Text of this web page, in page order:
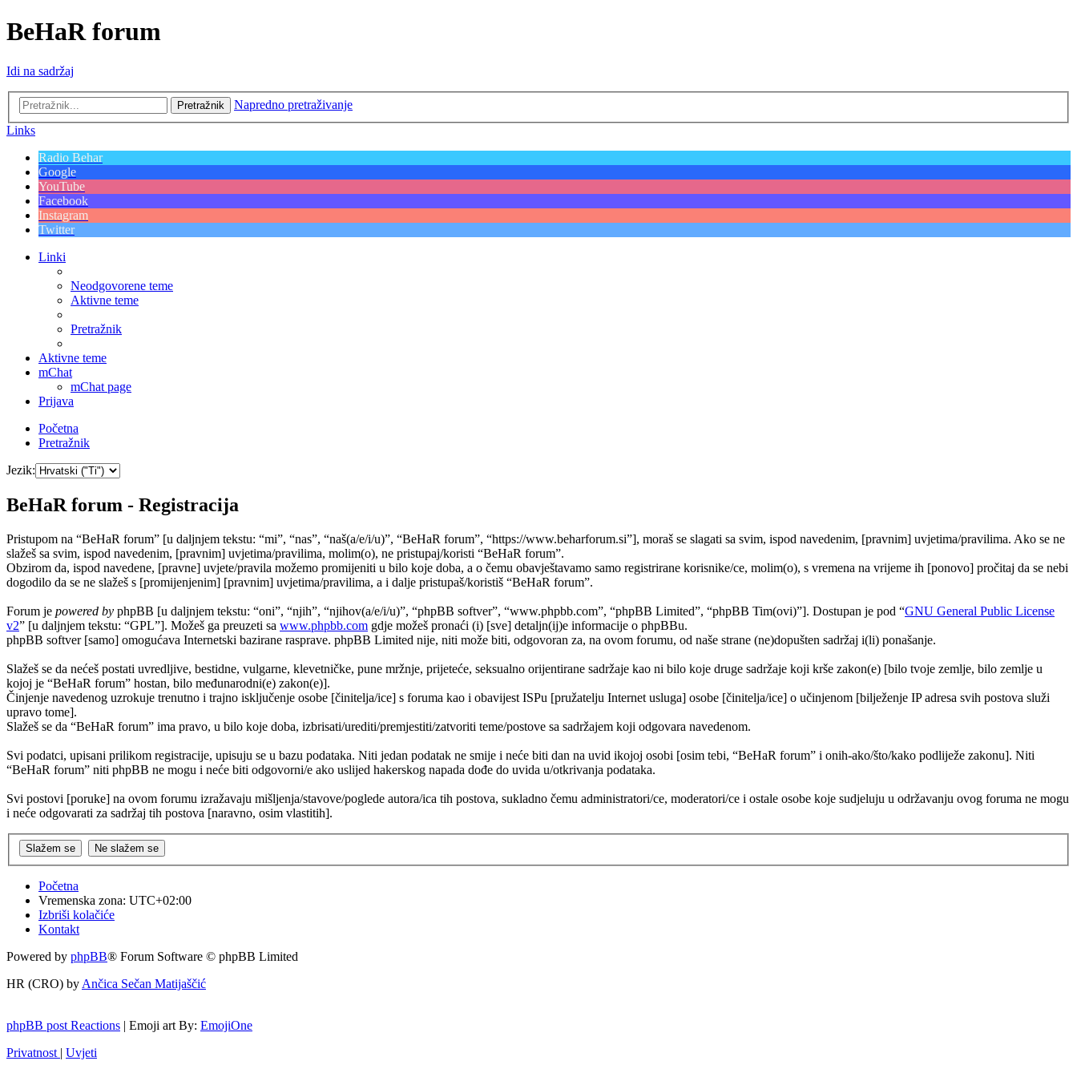
BeHaR forum
Idi na sadržaj
Pretražnik
Napredno pretraživanje
Links
Radio Behar
Google
YouTube
Facebook
Instagram
Twitter
Linki
Neodgovorene teme
Aktivne teme
Pretražnik
Aktivne teme
mChat
mChat page
Prijava
Početna
Pretražnik
Jezik:
BeHaR forum - Registracija
Pristupom na “BeHaR forum” [u daljnjem tekstu: “mi”, “nas”, “naš(a/e/i/u)”, “BeHaR forum”, “https://www.beharforum.si”], moraš se slagati sa svim, ispod navedenim, [pravnim] uvjetima/pravilima. Ako se ne
slažeš sa svim, ispod navedenim, [pravnim] uvjetima/pravilima, molim(o), ne pristupaj/koristi “BeHaR forum”.
Obzirom da, ispod navedene, [pravne] uvjete/pravila možemo promijeniti u bilo koje doba, a o čemu obavještavamo samo registrirane korisnike/ce, molim(o), s vremena na vrijeme ih [ponovo] pročitaj da se nebi
dogodilo da se ne slažeš s [promijenjenim] [pravnim] uvjetima/pravilima, a i dalje pristupaš/koristiš “BeHaR forum”.
Forum je powered by phpBB [u daljnjem tekstu: “oni”, “njih”, “njihov(a/e/i/u)”, “phpBB softver”, “www.phpbb.com”, “phpBB Limited”, “phpBB Tim(ovi)”]. Dostupan je pod “GNU General Public License
v2” [u daljnjem tekstu: “GPL”]. Možeš ga preuzeti sa www.phpbb.com gdje možeš pronaći (i) [sve] detaljn(ij)e informacije o phpBBu.
phpBB softver [samo] omogućava Internetski bazirane rasprave. phpBB Limited nije, niti može biti, odgovoran za, na ovom forumu, od naše strane (ne)dopušten sadržaj i(li) ponašanje.
Slažeš se da nećeš postati uvredljive, bestidne, vulgarne, klevetničke, pune mržnje, prijeteće, seksualno orijentirane sadržaje kao ni bilo koje druge sadržaje koji krše zakon(e) [bilo tvoje zemlje, bilo zemlje u
kojoj je “BeHaR forum” hostan, bilo međunarodni(e) zakon(e)].
Činjenje navedenog uzrokuje trenutno i trajno isključenje osobe [činitelja/ice] s foruma kao i obavijest ISPu [pružatelju Internet usluga] osobe [činitelja/ice] o učinjenom [bilježenje IP adresa svih postova služi
upravo tome].
Slažeš se da “BeHaR forum” ima pravo, u bilo koje doba, izbrisati/urediti/premjestiti/zatvoriti teme/postove sa sadržajem koji odgovara navedenom.
Svi podatci, upisani prilikom registracije, upisuju se u bazu podataka. Niti jedan podatak ne smije i neće biti dan na uvid ikojoj osobi [osim tebi, “BeHaR forum” i onih-ako/što/kako podliježe zakonu]. Niti
“BeHaR forum” niti phpBB ne mogu i neće biti odgovorni/e ako uslijed hakerskog napada dođe do uvida u/otkrivanja podataka.
Svi postovi [poruke] na ovom forumu izražavaju mišljenja/stavove/poglede autora/ica tih postova, sukladno čemu administratori/ce, moderatori/ce i ostale osobe koje sudjeluju u održavanju ovog foruma ne mogu
i neće odgovarati za sadržaj tih postova [naravno, osim vlastitih].
Početna
Vremenska zona: UTC+02:00
Izbriši kolačiće
Kontakt
Powered by phpBB® Forum Software © phpBB Limited
HR (CRO) by Ančica Sečan Matijaščić
phpBB post Reactions | Emoji art By: EmojiOne
Privatnost | Uvjeti